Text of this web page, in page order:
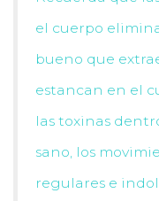
el cuerpo
bueno que
estancan en el
las toxinas
sano, los
regulares e